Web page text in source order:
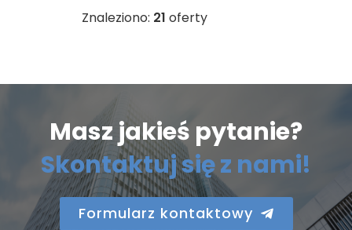
Znaleziono: 21 oferty
Masz jakieś pytanie?
Skontaktuj się z nami!
Formularz kontaktowy